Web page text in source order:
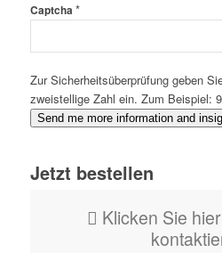
Captcha *
Zur Sicherheitsüberprüfung geben
zweistellige Zahl ein. Zum Beispiel:
Send me more information and
Jetzt bestellen
Klicken Sie